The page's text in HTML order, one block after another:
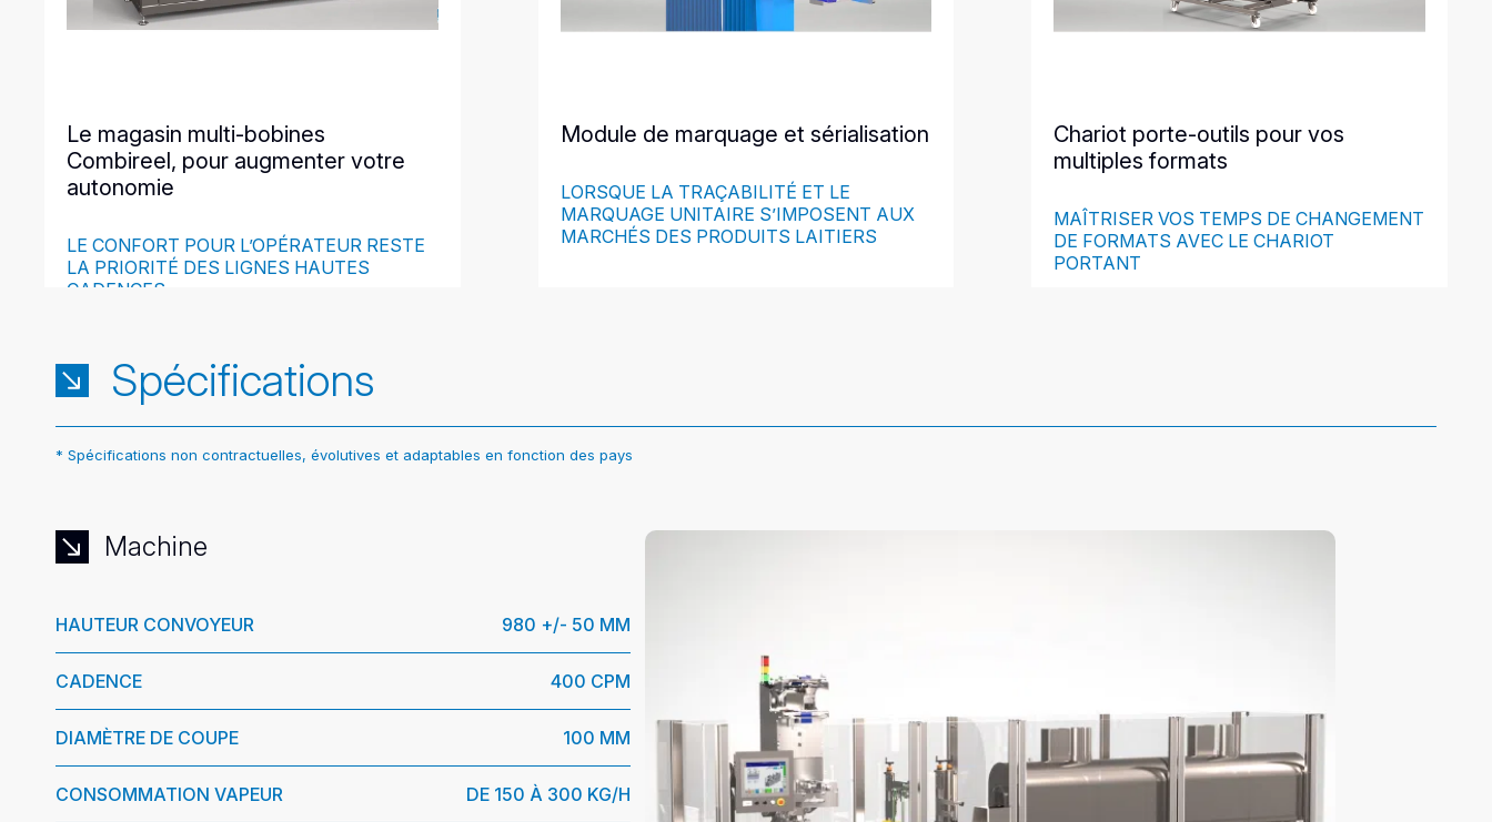
Le magasin multi-bobines
Combireel, pour augmenter votre
autonomie
LE CONFORT POUR L’OPÉRATEUR RESTE
LA PRIORITÉ DES LIGNES HAUTES
CADENCES
Module de marquage et sérialisation
LORSQUE LA TRAÇABILITÉ ET LE
MARQUAGE UNITAIRE S’IMPOSENT AUX
MARCHÉS DES PRODUITS LAITIERS
Chariot porte-outils pour vos
multiples formats
MAÎTRISER VOS TEMPS DE CHANGEMENT
DE FORMATS AVEC LE CHARIOT
PORTANT
Spécifications
* Spécifications non contractuelles, évolutives et adaptables en fonction des pays
Machine
HAUTEUR CONVOYEUR 980 +/- 50 MM
CADENCE 400 CPM
DIAMÈTRE DE COUPE 100 MM
CONSOMMATION VAPEUR DE 150 À 300 KG/H